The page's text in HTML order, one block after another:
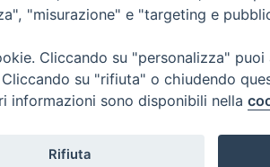
"misurazione" e "targeting e
Cliccando su "personalizza"
su "rifiuta" o chiudendo
informazioni sono disponibili nella
Rifiuta